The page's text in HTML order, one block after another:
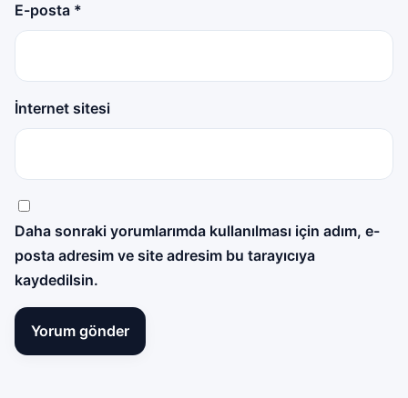
E-posta *
İnternet sitesi
Daha sonraki yorumlarımda kullanılması için adım, e-
posta adresim ve site adresim bu tarayıcıya
kaydedilsin.